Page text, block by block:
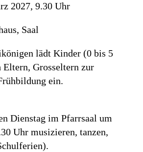
2027, 9.30 Uhr
Saal
lädt Kinder (0 bis 5
Grosseltern zur
ein.
Dienstag im Pfarrsaal um
Uhr musizieren, tanzen,